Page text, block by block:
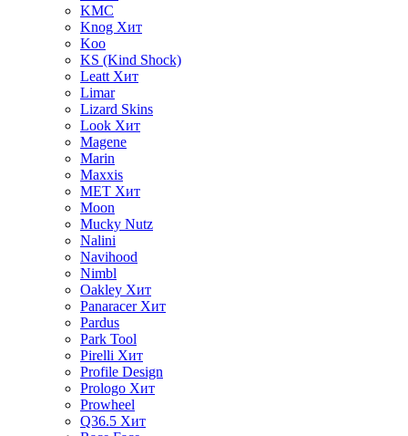
KMC
Knog Хит
Koo
KS (Kind Shock)
Leatt Хит
Limar
Lizard Skins
Look Хит
Magene
Marin
Maxxis
MET Хит
Moon
Mucky Nutz
Nalini
Navihood
Nimbl
Oakley Хит
Panaracer Хит
Pardus
Park Tool
Pirelli Хит
Profile Design
Prologo Хит
Prowheel
Q36.5 Хит